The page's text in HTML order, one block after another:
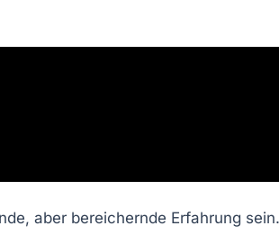
aber bereichernde Erfahrung